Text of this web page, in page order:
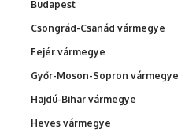
Budapest
Csongrád-Csanád vármegye
Fejér vármegye
Győr-Moson-Sopron vármegye
Hajdú-Bihar vármegye
Heves vármegye